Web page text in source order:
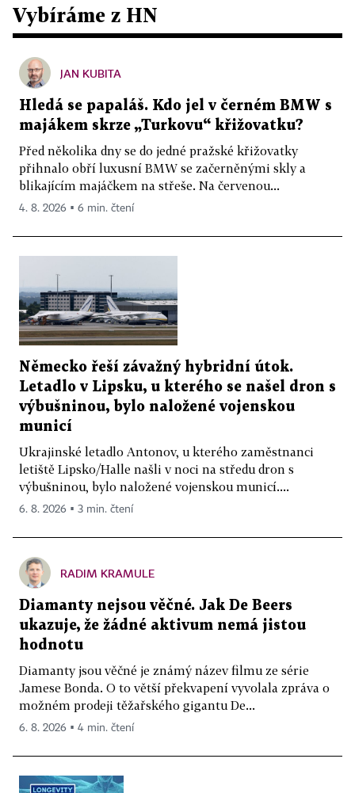
Vybíráme z HN
JAN KUBITA
Hledá se papaláš. Kdo jel v černém BMW s
majákem skrze „Turkovu“ křižovatku?
Před několika dny se do jedné pražské křižovatky
přihnalo obří luxusní BMW se začerněnými skly a
blikajícím majáčkem na střeše. Na červenou...
4. 8. 2026 ▪ 6 min. čtení
Německo řeší závažný hybridní útok.
Letadlo v Lipsku, u kterého se našel dron s
výbušninou, bylo naložené vojenskou
municí
Ukrajinské letadlo Antonov, u kterého zaměstnanci
letiště Lipsko/Halle našli v noci na středu dron s
výbušninou, bylo naložené vojenskou municí....
6. 8. 2026 ▪ 3 min. čtení
RADIM KRAMULE
Diamanty nejsou věčné. Jak De Beers
ukazuje, že žádné aktivum nemá jistou
hodnotu
Diamanty jsou věčné je známý název filmu ze série
Jamese Bonda. O to větší překvapení vyvolala zpráva o
možném prodeji těžařského gigantu De...
6. 8. 2026 ▪ 4 min. čtení